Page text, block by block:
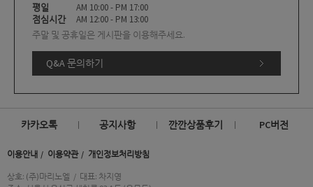
평일
AM 10:00 - PM 17:00
점심시간
AM 12:00 - PM 13:00
주말 및 공휴일은 게시판을 이용해주세요.
Q&A 문의하기
카카오톡 공지사항 깐깐상품후기 PC버전
이용안내 이용약관 개인정보처리방침
상호: (주)마리노엘 / 대표: 차지영